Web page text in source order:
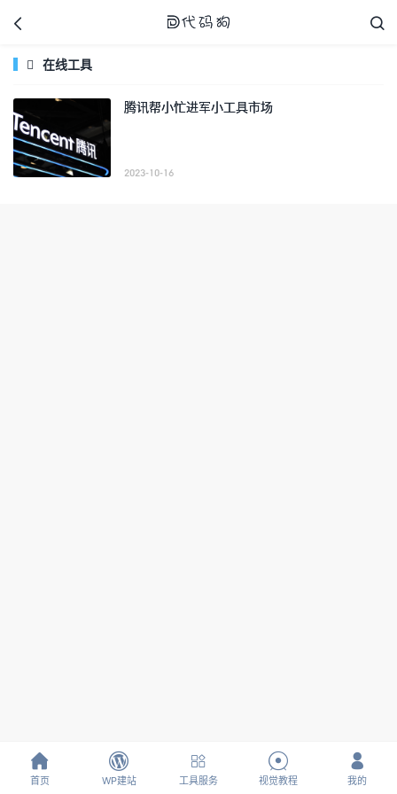

 
 在线工具
腾讯帮小忙进军小工具市场
2023-10-16

首页

WP建站

工具服务

视觉教程

我的